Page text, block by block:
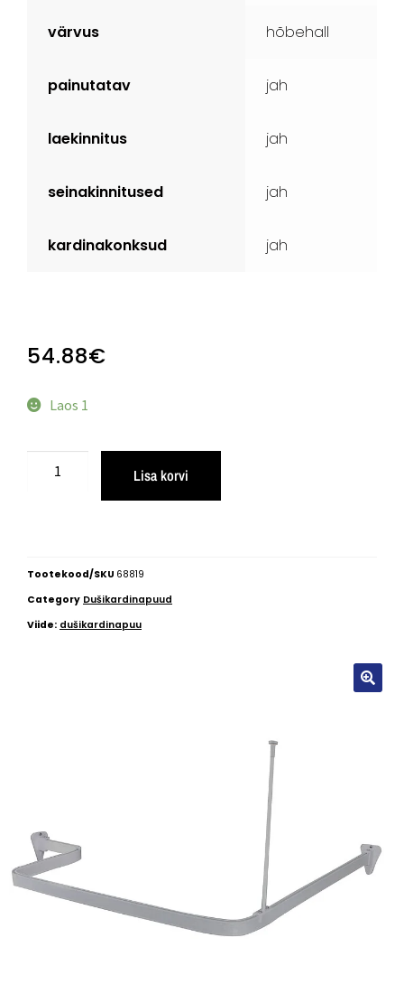
värvus hõbehall
painutatav jah
laekinnitus jah
seinakinnitused jah
kardinakonksud jah
54.88€
Laos 1
Lisa korvi
Tootekood/SKU 68819
Category Dušikardinapuud
Viide: dušikardinapuu